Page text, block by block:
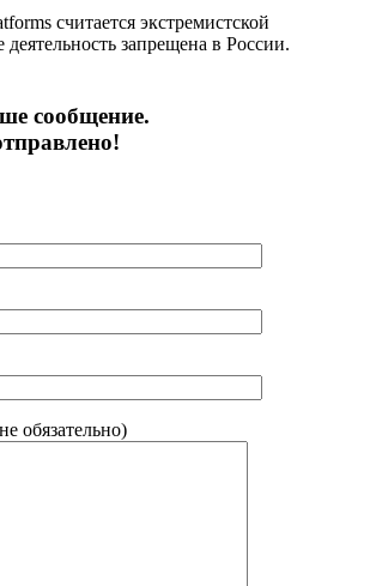
считается экстремистской
деятельность запрещена в России.
сообщение.
обязательно)